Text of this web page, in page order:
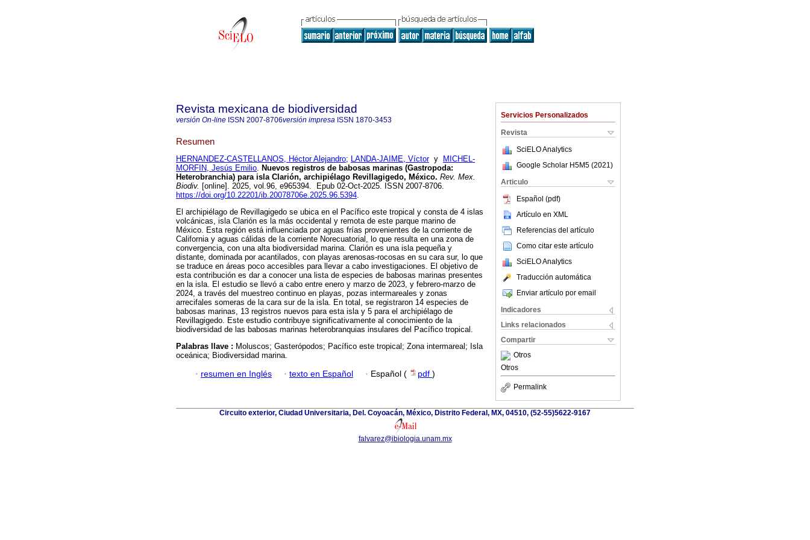
Servicios Personalizados
Revista
SciELO Analytics
Google Scholar H5M5 (2021 )
Articulo
Español (pdf)
Artículo en XML
Referencias del artículo
Como citar este artículo
SciELO Analytics
Traducción automática
Enviar artículo por email
Indicadores
Links relacionados
Compartir
Otros
Otros
Permalink
Revista mexicana de biodiversidad
versión On-line ISSN 2007-8706versión impresa ISSN 1870-3453
Resumen
HERNANDEZ-CASTELLANOS, Héctor Alejandro; LANDA-JAIME, Víctory
MICHEL-
MORFIN, Jesús Emilio. Nuevos registros de babosas marinas (Gastropoda:
Heterobranchia) para isla Clarión, archipiélago Revillagigedo, México. Rev. Mex.
Biodiv. [online]. 2025, vol.96, e965394. Epub 02-Oct-2025. ISSN 2007-8706.
https://doi.org/10.22201/ib.20078706e.2025.96.5394.
El archipiélago de Revillagigedo se ubica en el Pacífico este tropical y consta de 4 islas
volcánicas, isla Clarión es la más occidental y remota de este parque marino de
México. Esta región está influenciada por aguas frías provenientes de la corriente de
California y aguas cálidas de la corriente Norecuatorial, lo que resulta en una zona de
convergencia, con una alta biodiversidad marina. Clarión es una isla pequeña y
distante, dominada por acantilados, con playas arenosas-rocosas en su cara sur, lo que
se traduce en áreas poco accesibles para llevar a cabo investigaciones. El objetivo de
esta contribución es dar a conocer una lista de especies de babosas marinas presentes
en la isla. El estudio se llevó a cabo entre enero y marzo de 2023, y febrero-marzo de
2024, a través del muestreo continuo en playas, pozas intermareales y zonas
arrecifales someras de la cara sur de la isla. En total, se registraron 14 especies de
babosas marinas, 13 registros nuevos para esta isla y 5 para el archipiélago de
Revillagigedo. Este estudio contribuye significativamente al conocimiento de la
biodiversidad de las babosas marinas heterobranquias insulares del Pacífico tropical.
Palabras llave : Moluscos; Gasterópodos; Pacífico este tropical; Zona intermareal; Isla
oceánica; Biodiversidad marina.
· resumen en Inglés · texto en Español · Español ( pdf )
Circuito exterior, Ciudad Universitaria, Del. Coyoacán, México, Distrito Federal, MX, 04510, (52-55)5622-9167
falvarez@ibiologia.unam.mx